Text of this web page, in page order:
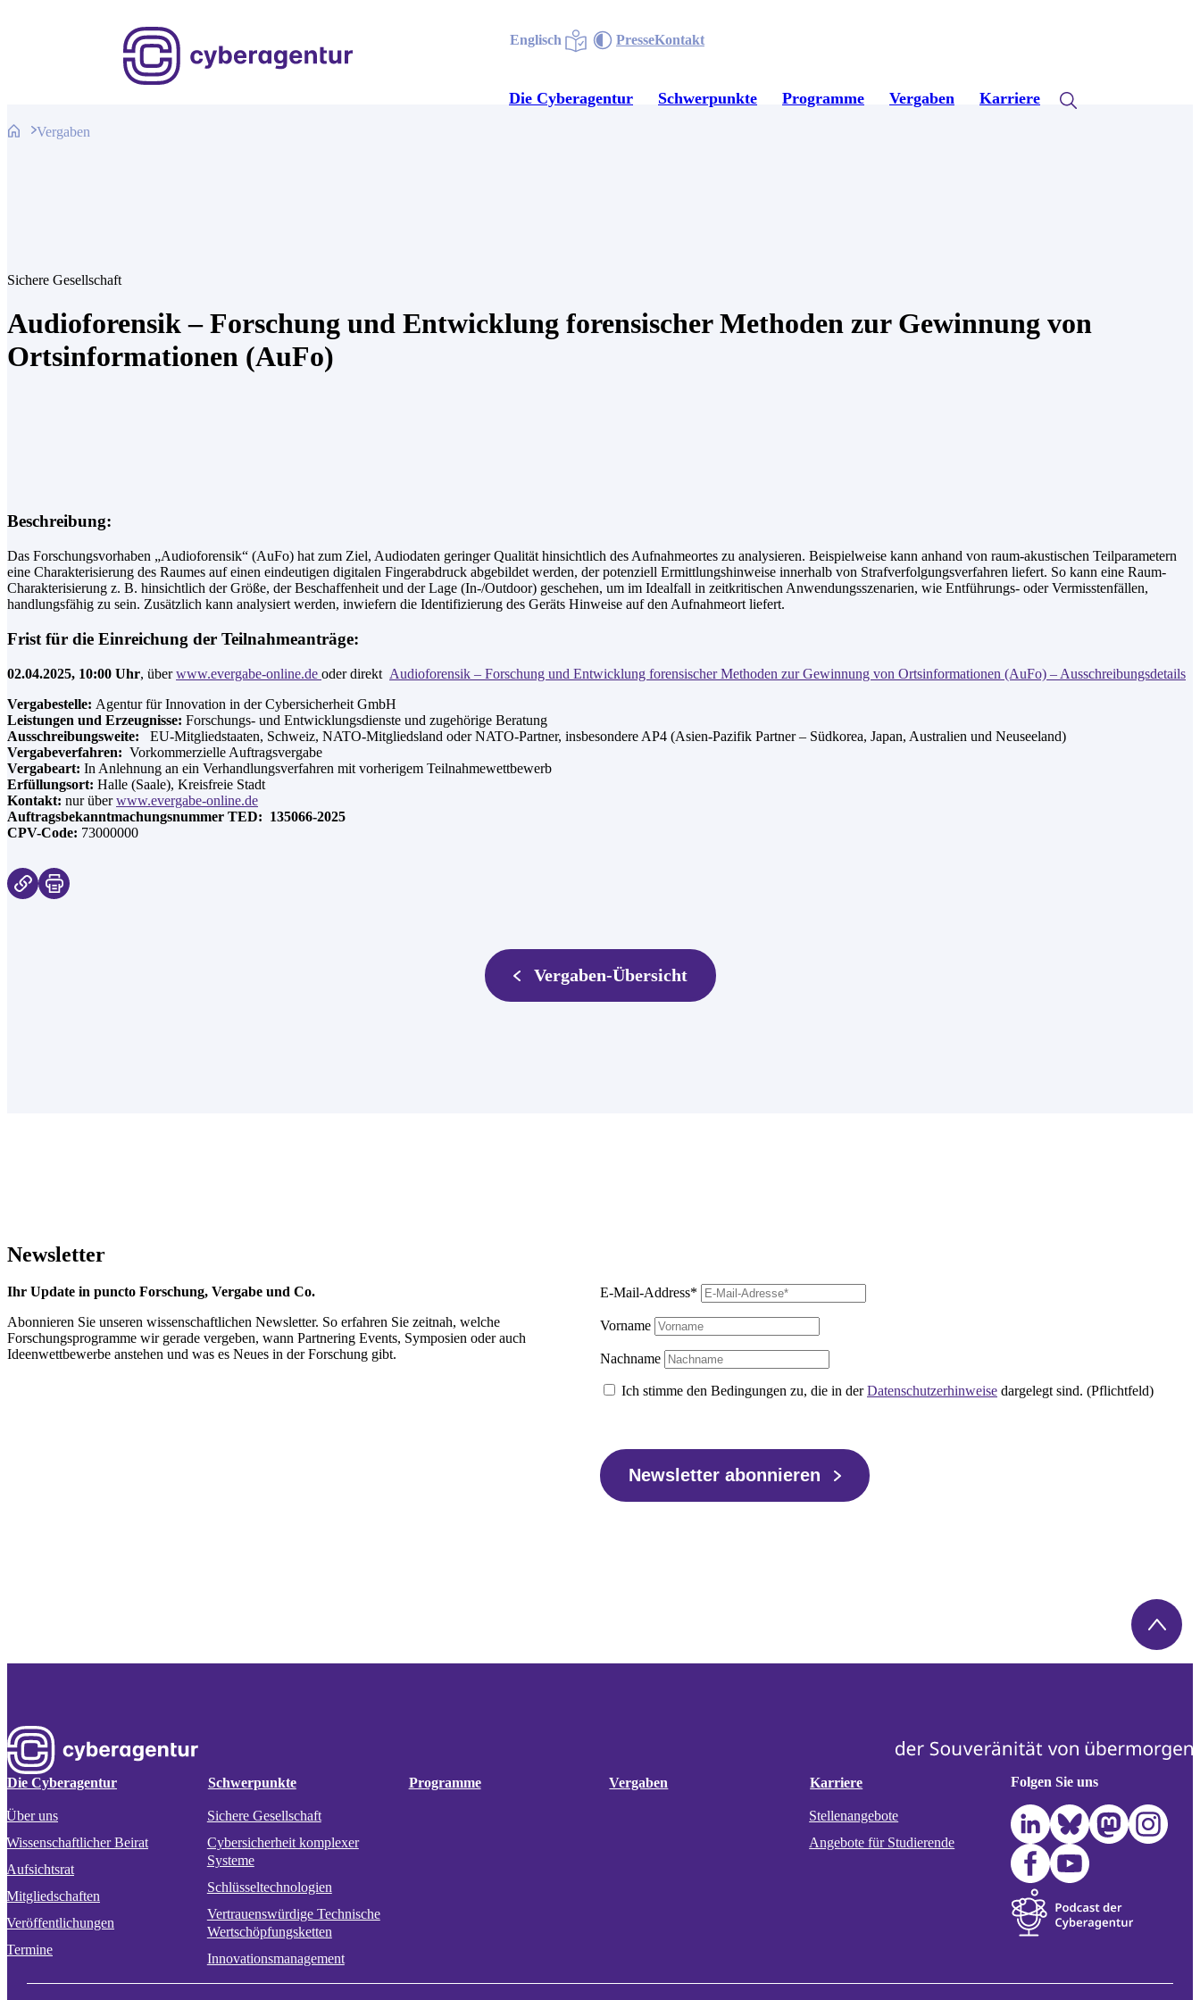
Englisch PresseKontakt
Die Cyberagentur Schwerpunkte Programme Vergaben Karriere
Vergaben
Sichere Gesellschaft
Audioforensik – Forschung und Entwicklung forensischer Methoden zur Gewinnung von
Ortsinformationen (AuFo)
Beschreibung:
Das Forschungsvorhaben „Audioforensik“ (AuFo) hat zum Ziel, Audiodaten geringer Qualität hinsichtlich des Aufnahmeortes zu analysieren. Beispielweise kann anhand von raum-akustischen Teilparametern
eine Charakterisierung des Raumes auf einen eindeutigen digitalen Fingerabdruck abgebildet werden, der potenziell Ermittlungshinweise innerhalb von Strafverfolgungsverfahren liefert. So kann eine Raum-
Charakterisierung z. B. hinsichtlich der Größe, der Beschaffenheit und der Lage (In-/Outdoor) geschehen, um im Idealfall in zeitkritischen Anwendungsszenarien, wie Entführungs- oder Vermisstenfällen,
handlungsfähig zu sein. Zusätzlich kann analysiert werden, inwiefern die Identifizierung des Geräts Hinweise auf den Aufnahmeort liefert.
Frist für die Einreichung der Teilnahmeanträge:
02.04.2025, 10:00 Uhr, überwww.evergabe-online.de oder direkt Audioforensik – Forschung und Entwicklung forensischer Methoden zur Gewinnung von Ortsinformationen (AuFo) – Ausschreibungsdetails
Vergabestelle: Agentur für Innovation in der Cybersicherheit GmbH
Leistungen und Erzeugnisse: Forschungs- und Entwicklungsdienste und zugehörige Beratung
Ausschreibungsweite: EU-Mitgliedstaaten, Schweiz, NATO-Mitgliedsland oder NATO-Partner, insbesondere AP4 (Asien-Pazifik Partner – Südkorea, Japan, Australien und Neuseeland)
Vergabeverfahren: Vorkommerzielle Auftragsvergabe
Vergabeart: In Anlehnung an ein Verhandlungsverfahren mit vorherigem Teilnahmewettbewerb
Erfüllungsort: Halle (Saale), Kreisfreie Stadt
Kontakt: nur überwww.evergabe-online.de
Auftragsbekanntmachungsnummer TED: 135066-2025
CPV-Code: 73000000
Vergaben-Übersicht
Newsletter
Ihr Update in puncto Forschung, Vergabe und Co.
Abonnieren Sie unseren wissenschaftlichen Newsletter. So erfahren Sie zeitnah, welche
Forschungsprogramme wir gerade vergeben, wann Partnering Events, Symposien oder auch
Ideenwettbewerbe anstehen und was es Neues in der Forschung gibt.
E-Mail-Address*
Vorname
Nachname
Ich stimme den Bedingungen zu, die in derDatenschutzerhinweise dargelegt sind. (Pflichtfeld)
Newsletter abonnieren
Die Cyberagentur
Über uns
Wissenschaftlicher Beirat
Aufsichtsrat
Mitgliedschaften
Veröffentlichungen
Termine
Schwerpunkte
Sichere Gesellschaft
Cybersicherheit komplexer
Systeme
Schlüsseltechnologien
Vertrauenswürdige Technische
Wertschöpfungsketten
Innovationsmanagement
Programme Vergaben Karriere
Stellenangebote
Angebote für Studierende
Folgen Sie uns